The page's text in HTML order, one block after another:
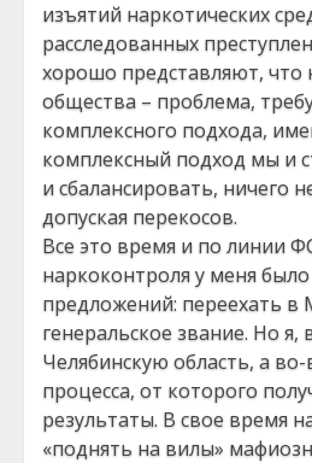
изъятий наркотических
расследованных
хорошо представляют, что
общества – проблема,
комплексного подхода,
комплексный подход мы и
и сбалансировать, ничего
допуская перекосов.
Все это время и по линии
наркоконтроля у меня
предложений: переехать в
генеральское звание. Но
Челябинскую область, а
процесса, от которого
результаты. В свое время
«поднять на вилы»